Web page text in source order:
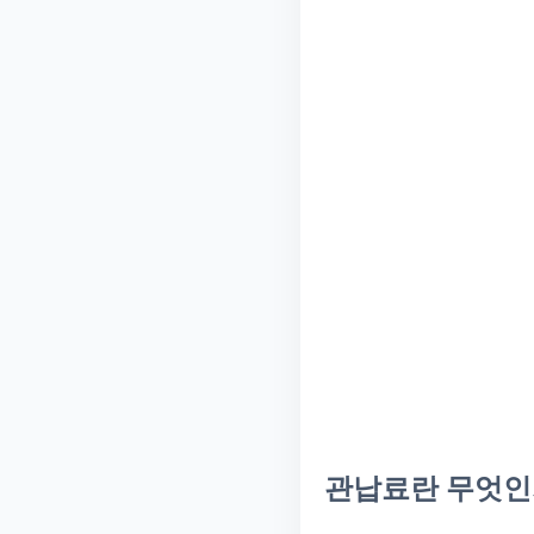
관납료란 무엇